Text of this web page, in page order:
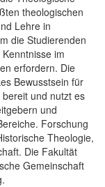
theologischen
Lehre in
die Studierenden
im
erfordern. Die
Bewusstsein für
und nutzt es
und
Forschung
Theologie,
Die Fakultät
Gemeinschaft